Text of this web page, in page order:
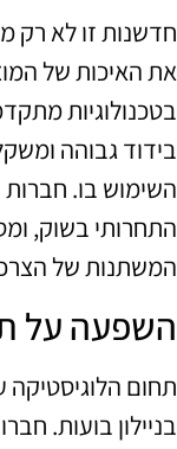
חדשנות זו לא רק
את האיכות של
בטכנולוגיות
בידוד גבוהה
השימוש בו.
התחרותי בשוק,
המשתנות של
השפעה על
תחום הלוגיסטיקה
בניילון בועות.